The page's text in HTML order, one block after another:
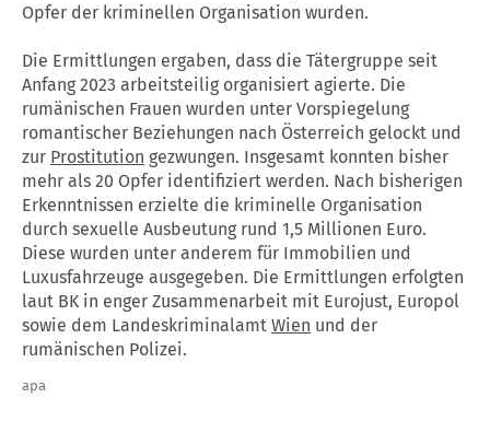
Opfer der kriminellen Organisation wurden.
Die Ermittlungen ergaben, dass die Tätergruppe seit
Anfang 2023 arbeitsteilig organisiert agierte. Die
rumänischen Frauen wurden unter Vorspiegelung
romantischer Beziehungen nach Österreich gelockt und
zur Prostitution gezwungen. Insgesamt konnten bisher
mehr als 20 Opfer identifiziert werden. Nach bisherigen
Erkenntnissen erzielte die kriminelle Organisation
durch sexuelle Ausbeutung rund 1,5 Millionen Euro.
Diese wurden unter anderem für Immobilien und
Luxusfahrzeuge ausgegeben. Die Ermittlungen erfolgten
laut BK in enger Zusammenarbeit mit Eurojust, Europol
sowie dem Landeskriminalamt Wien und der
rumänischen Polizei.
apa